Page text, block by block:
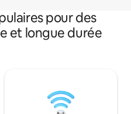
pour des
et longue durée